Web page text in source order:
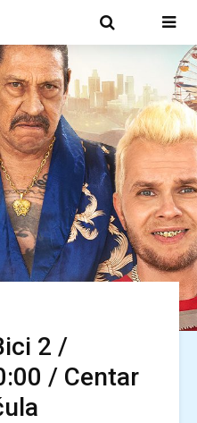
2 /
/ Centar